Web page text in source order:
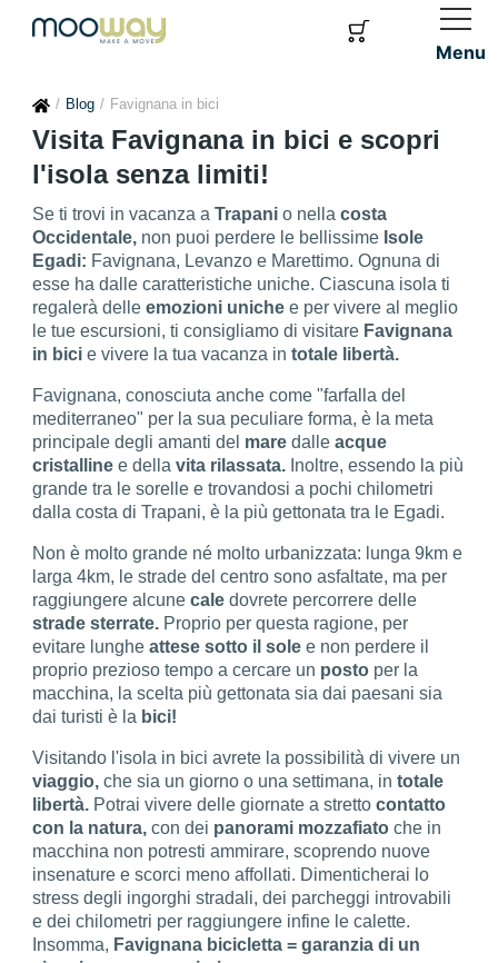
Menu
Blog Favignana in bici
Visita Favignana in bici e scopri
l'isola senza limiti!
Se ti trovi in vacanza aTrapani o nellacosta
Occidentale, non puoi perdere le bellissime Isole
Egadi: Favignana, Levanzo e Marettimo. Ognuna di
esse ha dalle caratteristiche uniche. Ciascuna isola ti
regalerà delleemozioni uniche e per vivere al meglio
le tue escursioni, ti consigliamo di visitare Favignana
in bici e vivere la tua vacanza intotale libertà.
Favignana, conosciuta anche come "farfalla del
mediterraneo" per la sua peculiare forma, è la meta
principale degli amanti del mare dalleacque
cristalline e dellavita rilassata. Inoltre, essendo la più
grande tra le sorelle e trovandosi a pochi chilometri
dalla costa di Trapani, è la più gettonata tra le Egadi.
Non è molto grande né molto urbanizzata: lunga 9km e
larga 4km, le strade del centro sono asfaltate, ma per
raggiungere alcunecale dovrete percorrere delle
strade sterrate. Proprio per questa ragione, per
evitare lungheattese sotto il sole e non perdere il
proprio prezioso tempo a cercare un posto per la
macchina, la scelta più gettonata sia dai paesani sia
dai turisti è la bici!
Visitando l'isola in bici avrete la possibilità di vivere un
viaggio, che sia un giorno o una settimana, intotale
libertà. Potrai vivere delle giornate a strettocontatto
con la natura, con dei panorami mozzafiato che in
macchina non potresti ammirare, scoprendo nuove
insenature e scorci meno affollati. Dimenticherai lo
stress degli ingorghi stradali, dei parcheggi introvabili
e dei chilometri per raggiungere infine le calette.
Insomma, Favignana bicicletta = garanzia di un